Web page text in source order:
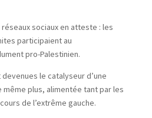
sociaux en atteste : les
participaient au
pro-Palestinien.
le catalyseur d’une
même plus, alimentée tant par les
de l’extrême gauche.